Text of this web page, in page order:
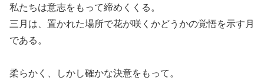
私たちは意志をもって締めくくる。
三月は、置かれた場所で花が咲くかどうかの覚悟を示す月
である。
柔らかく、しかし確かな決意をもって。